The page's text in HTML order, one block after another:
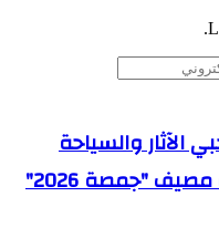
الآثار والسياحة
بالشرقية تعلن عن أقوى رحلات مصيف "جمصة 2026"